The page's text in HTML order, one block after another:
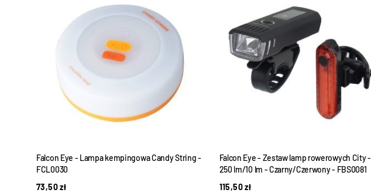
Falcon Eye - Lampa kempingowa Candy String -
FCL0030
73,50zł
Falcon Eye - Zestaw lamp rowerowych City -
250 lm/10 lm - Czarny/Czerwony - FBS0081
115,50zł